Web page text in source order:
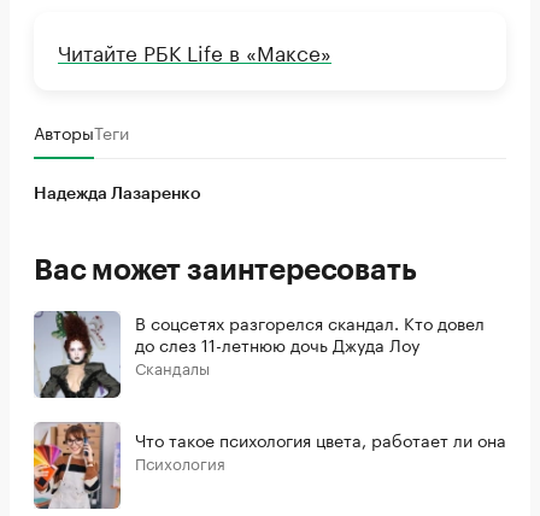
Читайте РБК Life в «Максе»
АвторыТеги
Надежда Лазаренко
Вас может заинтересовать
В соцсетях разгорелся скандал. Кто довел
до слез 11-летнюю дочь Джуда Лоу
Скандалы
Что такое психология цвета, работает ли она
Психология